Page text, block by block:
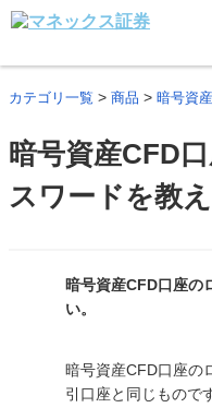
カテゴリ一覧 > 商品 > 暗号資
暗号資産CFD
スワードを教
暗号資産CFD口座の
い。
暗号資産CFD口座の
引口座と同じもので